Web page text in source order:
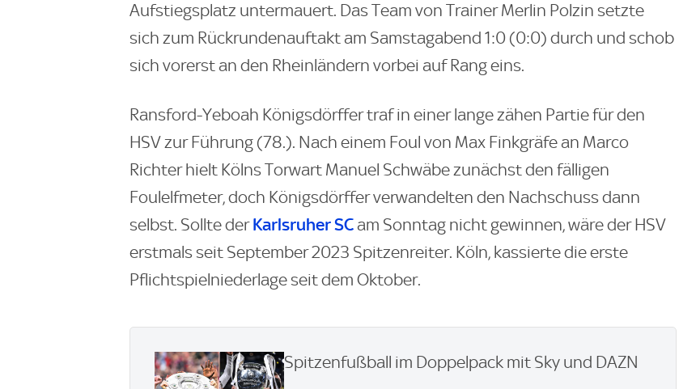
Aufstiegsplatz untermauert. Das Team von Trainer Merlin Polzin setzte
sich zum Rückrundenauftakt am Samstagabend 1:0 (0:0) durch und schob
sich vorerst an den Rheinländern vorbei auf Rang eins.
Ransford-Yeboah Königsdörffer traf in einer lange zähen Partie für den
HSV zur Führung (78.). Nach einem Foul von Max Finkgräfe an Marco
Richter hielt Kölns Torwart Manuel Schwäbe zunächst den fälligen
Foulelfmeter, doch Königsdörffer verwandelten den Nachschuss dann
selbst. Sollte derKarlsruher SCam Sonntag nicht gewinnen, wäre der HSV
erstmals seit September 2023 Spitzenreiter. Köln, kassierte die erste
Pflichtspielniederlage seit dem Oktober.
Spitzenfußball im Doppelpack mit Sky und DAZN